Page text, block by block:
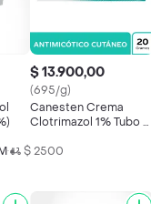
$ 13.900,00
(695/g)
Canesten Crema
Clotrimazol 1% Tubo x
• $ 2500